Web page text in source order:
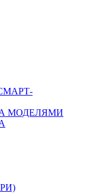
МОДЕЛЯМИ